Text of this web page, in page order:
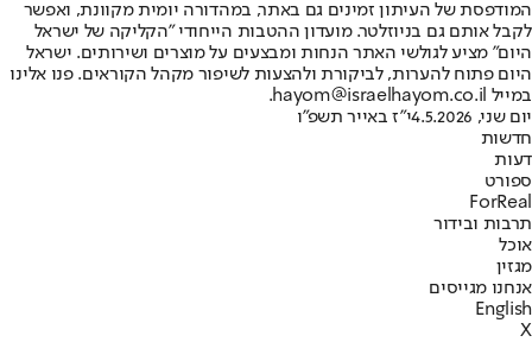
המודפסת של העיתון זמינים גם באתר, במהדורה יומית מקוונת, ואפשר
לקבל אותם גם בניוזלטר. מועדון ההטבות הייחודי "הקליקה של ישראל
היום" מציע לגולשי האתר הנחות ומבצעים על מוצרים ושירותים. ישראל
היום פתוח להערות, לביקורת ולהצעות לשיפור מקהל הקוראים. פנו אלינו
במייל hayom@israelhayom.co.il.
יום שני, 4.5.2026
י"ז באייר תשפ"ו
חדשות
דעות
ספורט
ForReal
תרבות ובידור
אוכל
מגזין
אנחנו מגייסים
English
X